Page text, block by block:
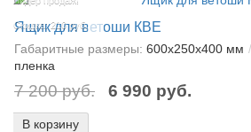
Скидка: 210 руб.
Ящик для ветоши КВЕ
Габаритные размеры: 600х250х400 мм
пленка
7 200 руб. 6 990 руб.
В корзину